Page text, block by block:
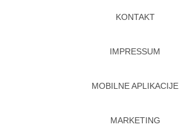
KONTAKT
IMPRESSUM
MOBILNE APLIKACIJE
MARKETING